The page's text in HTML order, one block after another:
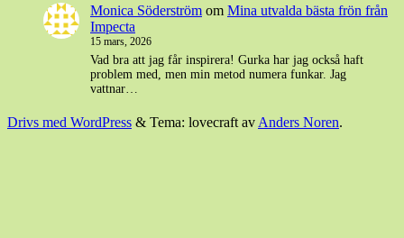
Monica Söderström om Mina utvalda bästa frön från
Impecta
15 mars, 2026
Vad bra att jag får inspirera! Gurka har jag också haft
problem med, men min metod numera funkar. Jag
vattnar…
Drivs med WordPress & Tema: lovecraft av Anders Noren.